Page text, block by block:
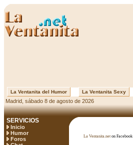
La Ventanita del Humor La Ventanita Sexy
Madrid, sábado 8 de agosto de 2026
SERVICIOS
Inicio
Humor
Foros
La Ventanita.net on Facebook